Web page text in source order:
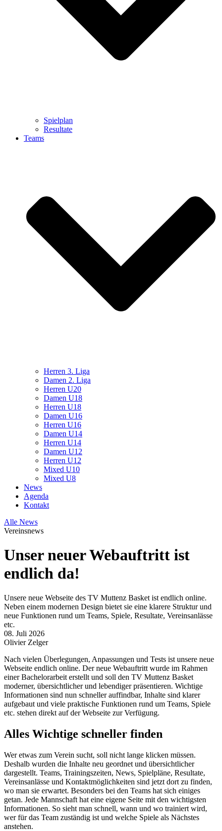
Spielplan
Resultate
Teams
Herren 3. Liga
Damen 2. Liga
Herren U20
Damen U18
Herren U18
Damen U16
Herren U16
Damen U14
Herren U14
Damen U12
Herren U12
Mixed U10
Mixed U8
News
Agenda
Kontakt
Alle News
Vereinsnews
Unser neuer Webauftritt ist
endlich da!
Unsere neue Webseite des TV Muttenz Basket ist endlich online.
Neben einem modernen Design bietet sie eine klarere Struktur und
neue Funktionen rund um Teams, Spiele, Resultate, Vereinsanlässe
etc.
08. Juli 2026
Olivier Zelger
Nach vielen Überlegungen, Anpassungen und Tests ist unsere neue
Webseite endlich online. Der neue Webauftritt wurde im Rahmen
einer Bachelorarbeit erstellt und soll den TV Muttenz Basket
moderner, übersichtlicher und lebendiger präsentieren. Wichtige
Informationen sind nun schneller auffindbar, Inhalte sind klarer
aufgebaut und viele praktische Funktionen rund um Teams, Spiele
etc. stehen direkt auf der Webseite zur Verfügung.
Alles Wichtige schneller finden
Wer etwas zum Verein sucht, soll nicht lange klicken müssen.
Deshalb wurden die Inhalte neu geordnet und übersichtlicher
dargestellt. Teams, Trainingszeiten, News, Spielpläne, Resultate,
Vereinsanlässe und Kontaktmöglichkeiten sind jetzt dort zu finden,
wo man sie erwartet. Besonders bei den Teams hat sich einiges
getan. Jede Mannschaft hat eine eigene Seite mit den wichtigsten
Informationen. So sieht man schnell, wann und wo trainiert wird,
wer für das Team zuständig ist und welche Spiele als Nächstes
anstehen.